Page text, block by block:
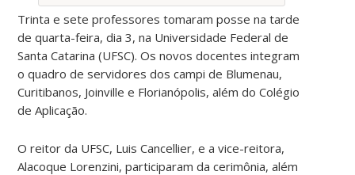
Trinta e sete professores tomaram posse na tarde
de quarta-feira, dia 3, na Universidade Federal de
Santa Catarina (UFSC). Os novos docentes integram
o quadro de servidores dos campi de Blumenau,
Curitibanos, Joinville e Florianópolis, além do Colégio
de Aplicação.
O reitor da UFSC, Luis Cancellier, e a vice-reitora,
Alacoque Lorenzini, participaram da cerimônia, além